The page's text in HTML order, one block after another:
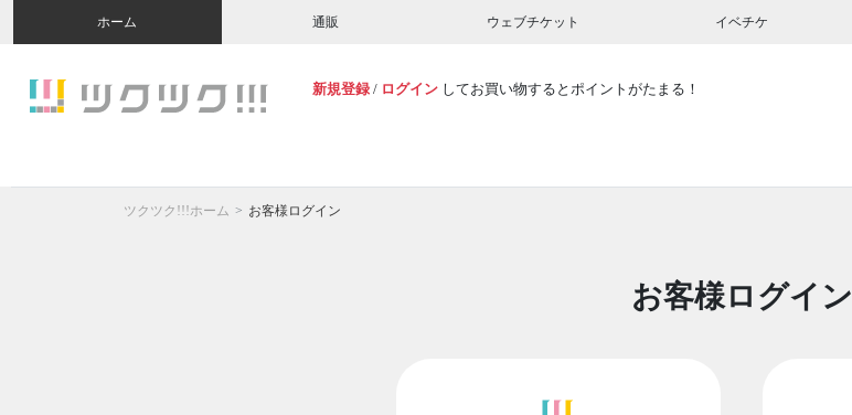
ホーム 通販 ウェブチケット イベチケ
新規登録 / ログイン してお買い物するとポイントがたまる！
ツクツク!!!ホーム お客様ログイン
お客様ログイン